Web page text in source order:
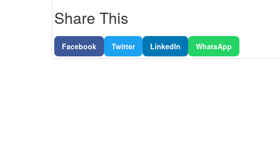
Share This
Facebook Twitter LinkedIn WhatsApp